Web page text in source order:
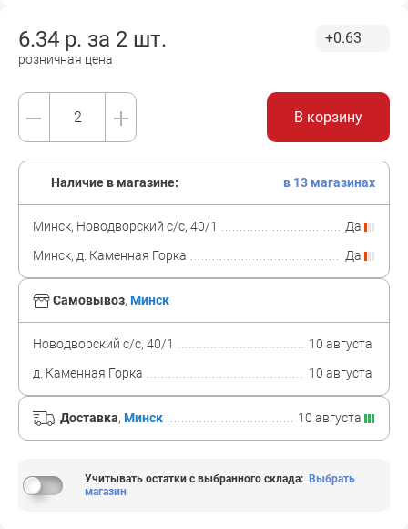
6.34 р. за 2 шт.
розничная цена
+0.63
В корзину
Самовывоз, Минск
Новодворский с/с, 40/1
10 августа
д. Каменная Горка
10 августа
Доставка, Минск 10 августа
Наличие в магазине: в 13 магазинах
Минск, Новодворский с/с, 40/1
Да
Минск, д. Каменная Горка
Да
Учитывать остатки с выбранного склада: Выбрать
магазин